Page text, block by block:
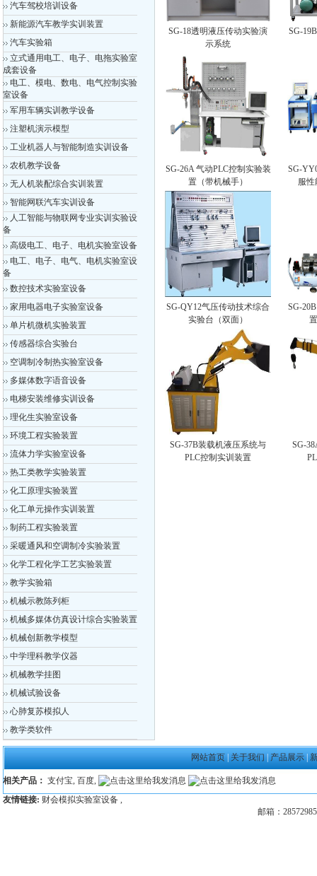
汽车驾校培训设备
新能源汽车教学实训装置
汽车实验箱
立式通用电工、电子、电拖实验室
成套设备
电工、模电、数电、电气控制实验
室设备
军用车辆实训教学设备
注塑机演示模型
工业机器人与智能制造实训设备
农机教学设备
无人机装配综合实训装置
智能网联汽车实训设备
人工智能与物联网专业实训实验设
备
高级电工、电子、电机实验室设备
电工、电子、电气、电机实验室设
备
数控技术实验室设备
家用电器电子实验室设备
单片机微机实验装置
传感器综合实验台
空调制冷制热实验室设备
多媒体数字语音设备
电梯安装维修实训设备
理化生实验室设备
环境工程实验装置
流体力学实验室设备
热工类教学实验装置
化工原理实验装置
化工单元操作实训装置
制药工程实验装置
采暖通风和空调制冷实验装置
化学工程化学工艺实验装置
教学实验箱
机械示教陈列柜
机械多媒体仿真设计综合实验装置
机械创新教学模型
中学理科教学仪器
机械教学挂图
机械试验设备
心肺复苏模拟人
教学类软件
SG-18透明液压传动实验演
示系统
SG-
SG-26A 气动PLC控制实验装
置（带机械手）
SG-
服
SG-QY12气压传动技术综合
实验台（双面）
SG-
SG-37B装载机液压系统与
PLC控制实训装置
SG-
网站首页 关于我们 产品展示
相关产品： 支付宝, 百度,
友情链接: 财会模拟实验室设备 ,
邮箱：